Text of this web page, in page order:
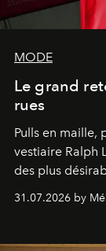
MODE
Le grand
rues
Pulls en maille,
vestiaire Ralph
des plus
31.07.2026 by